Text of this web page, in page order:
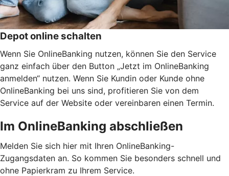
Depot online schalten
Wenn Sie OnlineBanking nutzen, können Sie den Service
ganz einfach über den Button „Jetzt im OnlineBanking
anmelden“ nutzen. Wenn Sie Kundin oder Kunde ohne
OnlineBanking bei uns sind, profitieren Sie von dem
Service auf der Website oder vereinbaren einen Termin.
Im OnlineBanking abschließen
Melden Sie sich hier mit Ihren OnlineBanking-
Zugangsdaten an. So kommen Sie besonders schnell und
ohne Papierkram zu Ihrem Service.